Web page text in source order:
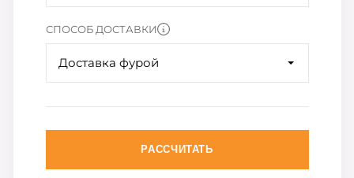
СПОСОБ ДОСТАВКИ
Доставка фурой
РАССЧИТАТЬ